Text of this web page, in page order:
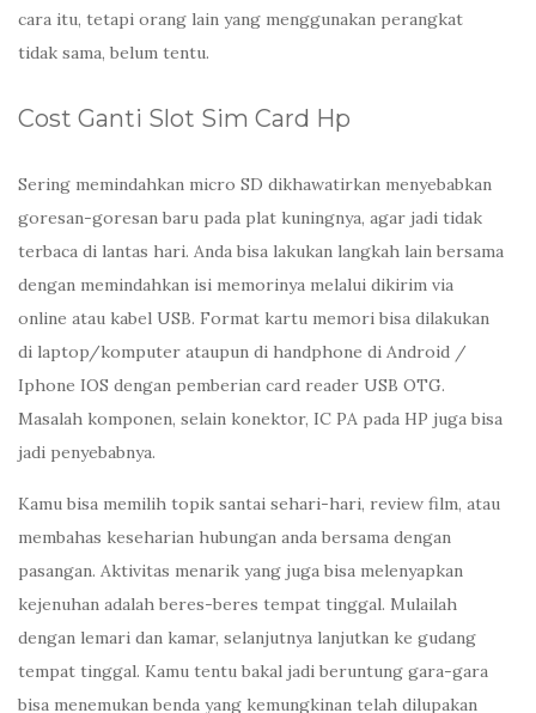
cara itu, tetapi orang lain yang menggunakan perangkat
tidak sama, belum tentu.
Cost Ganti Slot Sim Card Hp
Sering memindahkan micro SD dikhawatirkan menyebabkan
goresan-goresan baru pada plat kuningnya, agar jadi tidak
terbaca di lantas hari. Anda bisa lakukan langkah lain bersama
dengan memindahkan isi memorinya melalui dikirim via
online atau kabel USB. Format kartu memori bisa dilakukan
di laptop/komputer ataupun di handphone di Android /
Iphone IOS dengan pemberian card reader USB OTG.
Masalah komponen, selain konektor, IC PA pada HP juga bisa
jadi penyebabnya.
Kamu bisa memilih topik santai sehari-hari, review film, atau
membahas keseharian hubungan anda bersama dengan
pasangan. Aktivitas menarik yang juga bisa melenyapkan
kejenuhan adalah beres-beres tempat tinggal. Mulailah
dengan lemari dan kamar, selanjutnya lanjutkan ke gudang
tempat tinggal. Kamu tentu bakal jadi beruntung gara-gara
bisa menemukan benda yang kemungkinan telah dilupakan